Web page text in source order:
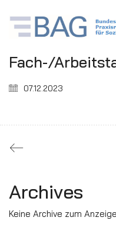
Fach-/
07.12.2023
Archives
Keine Archive zum